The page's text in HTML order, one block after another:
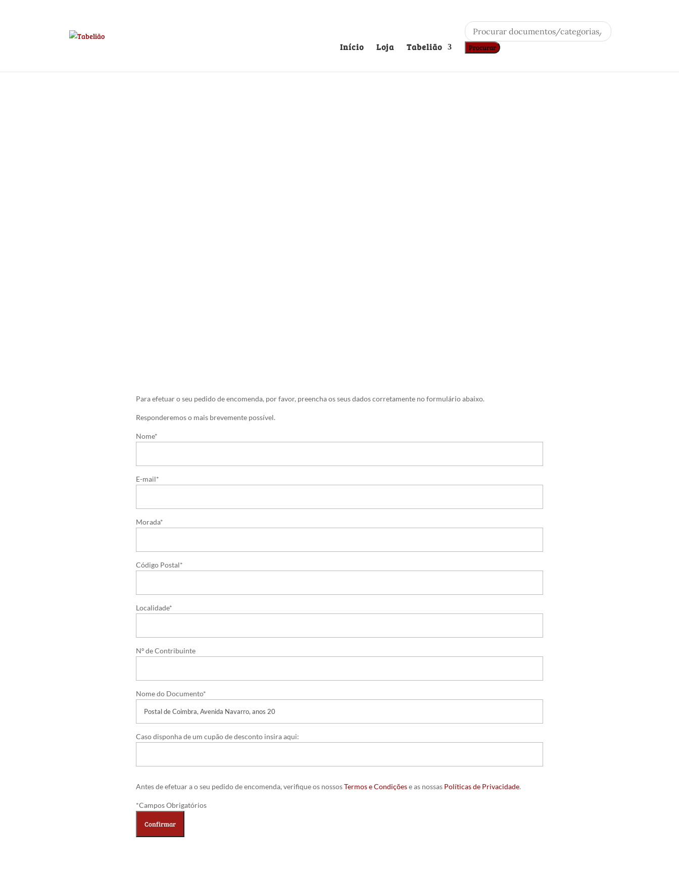
Início Loja Tabelião
Products
search
Procurar
Para efetuar o seu pedido de encomenda, por favor, preencha os seus dados corretamente no formulário abaixo.
Responderemos o mais brevemente possível.
Nome*
E-mail*
Morada*
Código Postal*
Localidade*
Nº de Contribuinte
Nome do Documento*
Caso disponha de um cupão de desconto insira aqui:
Antes de efetuar a o seu pedido de encomenda, verifique os nossosTermos e Condiçõese as nossas Políticas de Privacidade.
*Campos Obrigatórios